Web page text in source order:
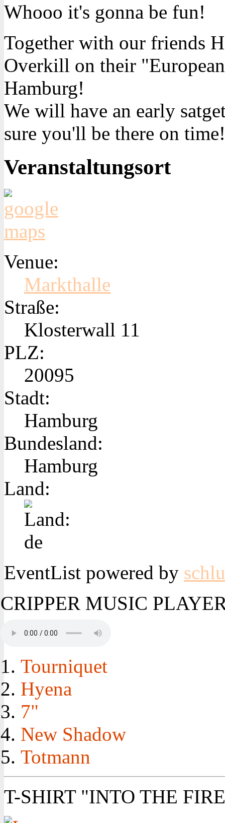
Whooo it's gonna be fun!
Together with our friends
Overkill on their
Hamburg!
We will have an early
sure you'll be there on time!
Veranstaltungsort
Venue:
Markthalle
Straße:
Klosterwall 11
PLZ:
20095
Stadt:
Hamburg
Bundesland:
Hamburg
Land:
EventList powered by
CRIPPER MUSIC
Tourniquet
Hyena
7"
New Shadow
Totmann
T-SHIRT "INTO THE